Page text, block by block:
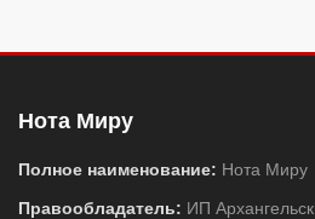
Нота Миру
Полное наименование: Нота Миру
Правообладатель: ИП